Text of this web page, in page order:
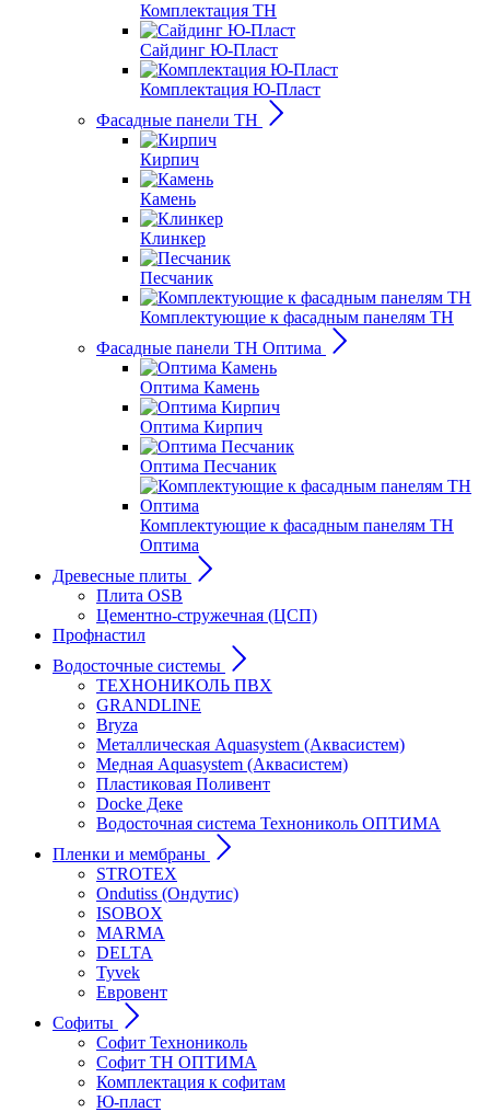
Комплектация ТН
Сайдинг Ю-Пласт
Комплектация Ю-Пласт
Фасадные панели ТН
Кирпич
Камень
Клинкер
Песчаник
Комплектующие к фасадным панелям ТН
Фасадные панели ТН Оптима
Оптима Камень
Оптима Кирпич
Оптима Песчаник
Комплектующие к фасадным панелям ТН
Оптима
Древесные плиты
Плита OSB
Цементно-стружечная (ЦСП)
Профнастил
Водосточные системы
ТЕХНОНИКОЛЬ ПВХ
GRANDLINE
Bryza
Металлическая Aquasystem (Аквасистем)
Медная Aquasystem (Аквасистем)
Пластиковая Поливент
Docke Деке
Водосточная система Технониколь ОПТИМА
Пленки и мембраны
STROTEX
Ondutiss (Ондутис)
ISOBOX
MARMA
DELTA
Tyvek
Евровент
Софиты
Софит Технониколь
Софит ТН ОПТИМА
Комплектация к софитам
Ю-пласт